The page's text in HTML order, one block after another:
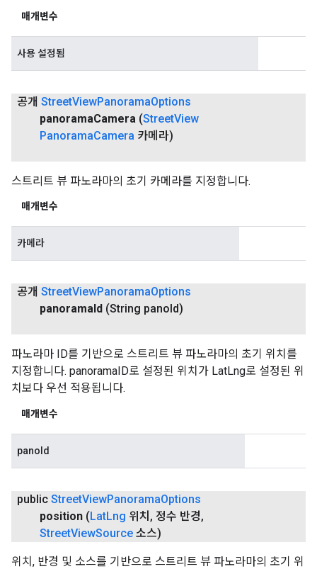
매개변수
사용 설정됨
공개 StreetViewPanoramaOptions
panoramaCamera (StreetView
PanoramaCamera 카메라)
스트리트 뷰 파노라마의 초기 카메라를 지정합니다.
매개변수
카메라
공개 StreetViewPanoramaOptions
panorama Id (String pano Id)
파노라마 ID를 기반으로 스트리트 뷰 파노라마의 초기 위치를
지정합니다. panoramaID로 설정된 위치가 LatLng로 설정된 위
치보다 우선 적용됩니다.
매개변수
panoId
public StreetViewPanoramaOptions
position (LatLng 위치 , 정수 반경,
StreetViewSource 소스)
위치, 반경 및 소스를 기반으로 스트리트 뷰 파노라마의 초기 위